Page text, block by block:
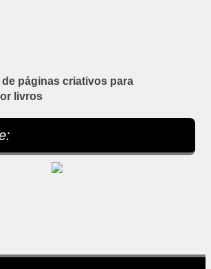
páginas criativos para
livros